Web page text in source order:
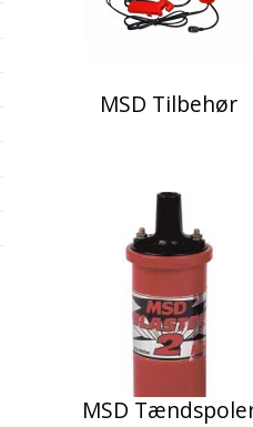
MSD Tilbehør
MSD